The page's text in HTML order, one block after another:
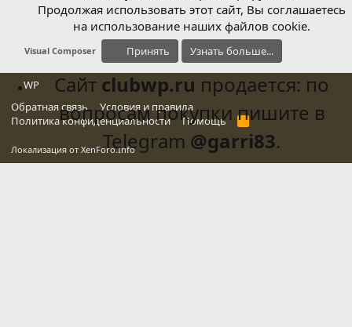
Visual Composer
WP
Обратная связь
Условия и правила
Политика конфиденциальности
Помощь
R
S
Локализация от XenForo.Info
Продолжая использовать этот сайт, Вы соглашаетесь
на использование наших файлов cookie.
Принять Узнать больше...
Сайт clubwp.ru продается: по
вопросам покупки пишите в
Telegram @garri83.